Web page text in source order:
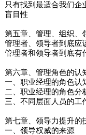
只有找到最适合我们企
盲目性
第五章、管理、组织、
管理者、领导者到底应
管理者和领导者到底有
第六章、管理角色的认
一、职业经理的角色认
二、职业经理的角色分
三、不同层面人员的工
第七章、领导力提升的
一、领导权威的来源